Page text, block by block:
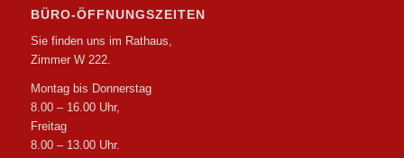
BÜRO-ÖFFNUNGSZEITEN
Sie finden uns im Rathaus,
Zimmer W 222.
Montag bis Donnerstag
8.00 – 16.00 Uhr,
Freitag
8.00 – 13.00 Uhr.